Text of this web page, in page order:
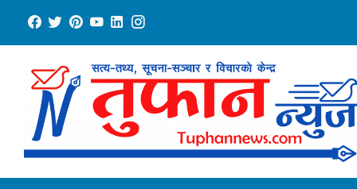
content